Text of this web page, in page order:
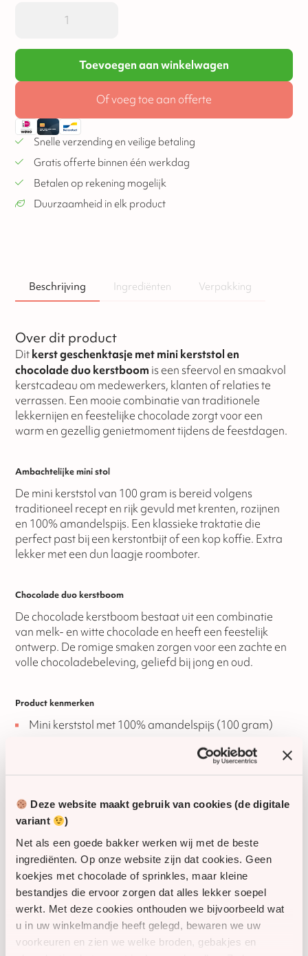
Deze website maakt gebruik van cookies (de digitale
variant
)
Net als een goede bakker werken wij met de beste
ingrediënten. Op onze website zijn dat cookies. Geen
koekjes met chocolade of sprinkles, maar kleine
bestandjes die ervoor zorgen dat alles lekker soepel
werkt. Met deze cookies onthouden we bijvoorbeeld wat
u in uw winkelmandje heeft gelegd, bewaren we uw
voorkeuren en zien we welke broden, gebakjes en
Toevoegen aan winkelwagen
Of voeg toe aan offerte
Snelle verzending en veilige betaling
Gratis offerte binnen één werkdag
Betalen op rekening mogelijk
Duurzaamheid in elk product
Beschrijving Ingrediënten Verpakking
Over dit product
Dit kerst geschenktasje met mini kerststol en
chocolade duo kerstboom is een sfeervol en smaakvol
kerstcadeau om medewerkers, klanten of relaties te
verrassen. Een mooie combinatie van traditionele
lekkernijen en feestelijke chocolade zorgt voor een
warm en gezellig genietmoment tijdens de feestdagen.
Ambachtelijke mini stol
De mini kerststol van 100 gram is bereid volgens
traditioneel recept en rijk gevuld met krenten, rozijnen
en 100% amandelspijs. Een klassieke traktatie die
perfect past bij een kerstontbijt of een kop koffie. Extra
lekker met een dun laagje roomboter.
Chocolade duo kerstboom
De chocolade kerstboom bestaat uit een combinatie
van melk- en witte chocolade en heeft een feestelijk
ontwerp. De romige smaken zorgen voor een zachte en
volle chocoladebeleving, geliefd bij jong en oud.
Product kenmerken
Mini kerststol met 100% amandelspijs (100 gram)
Chocolade duo kerstboom (melk en wit)
Ambachtelijk en feestelijk samengesteld
Geschikt als relatiegeschenk of kerstattentie
Flexibele bezorging
Dit kerstgeschenk is eenvoudig te leveren op kantoor of
te verzenden naar meerdere huisadressen.
Levering op kantoor of afdeling
Verzending naar medewerkers of relaties thuis